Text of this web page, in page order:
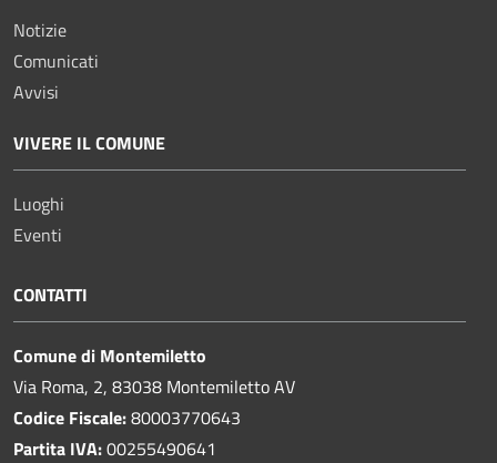
Notizie
Comunicati
Avvisi
VIVERE IL COMUNE
Luoghi
Eventi
CONTATTI
Comune di Montemiletto
Via Roma, 2, 83038 Montemiletto AV
Codice Fiscale:80003770643
Partita IVA:00255490641